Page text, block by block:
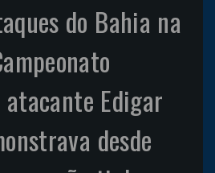
do Bahia na
Edigar
desde